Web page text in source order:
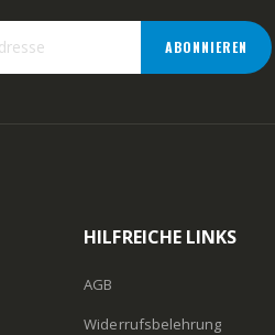
ABONNIEREN
HILFREICHE LINKS
AGB
Widerrufsbelehrung